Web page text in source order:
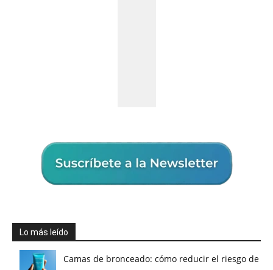
Lo más leído
Camas de bronceado: cómo reducir el riesgo de